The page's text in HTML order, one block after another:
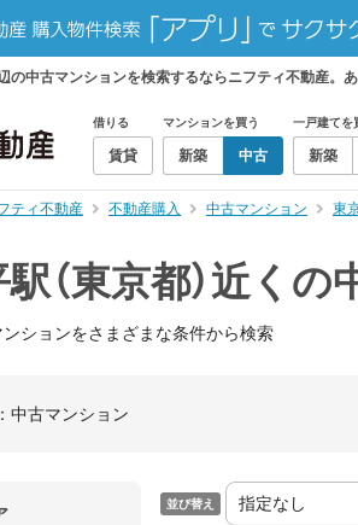
辺の中古マンションを検索するならニフティ不動産。
借りる
賃貸
マンションを買う
新築 中古
一戸建てを
新築
ティ不動産 不動産購入 中古マンション 東
（東京都）近く
ションをさまざまな条件から検索
中古マンション
並び替え